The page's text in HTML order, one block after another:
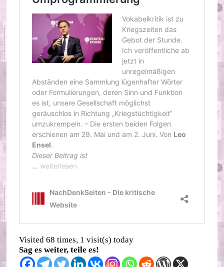
Visited 68 times, 1 visit(s) today
Sag es weiter, teile es!